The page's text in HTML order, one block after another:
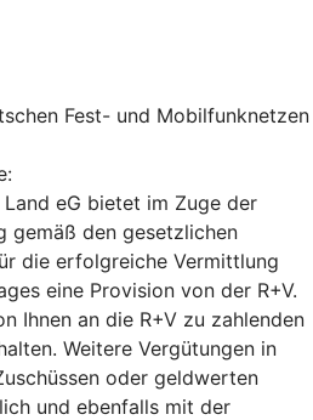
Fest- und Mobilfunknetzen
eG bietet im Zuge der
gemäß den gesetzlichen
die erfolgreiche Vermittlung
eine Provision von der R+V.
Ihnen an die R+V zu zahlenden
Weitere Vergütungen in
oder geldwerten
und ebenfalls mit der